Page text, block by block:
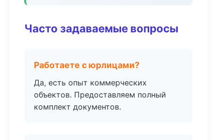
Часто задаваемые вопросы
Работаете с юрлицами?
Да, есть опыт коммерческих
объектов. Предоставляем полный
комплект документов.